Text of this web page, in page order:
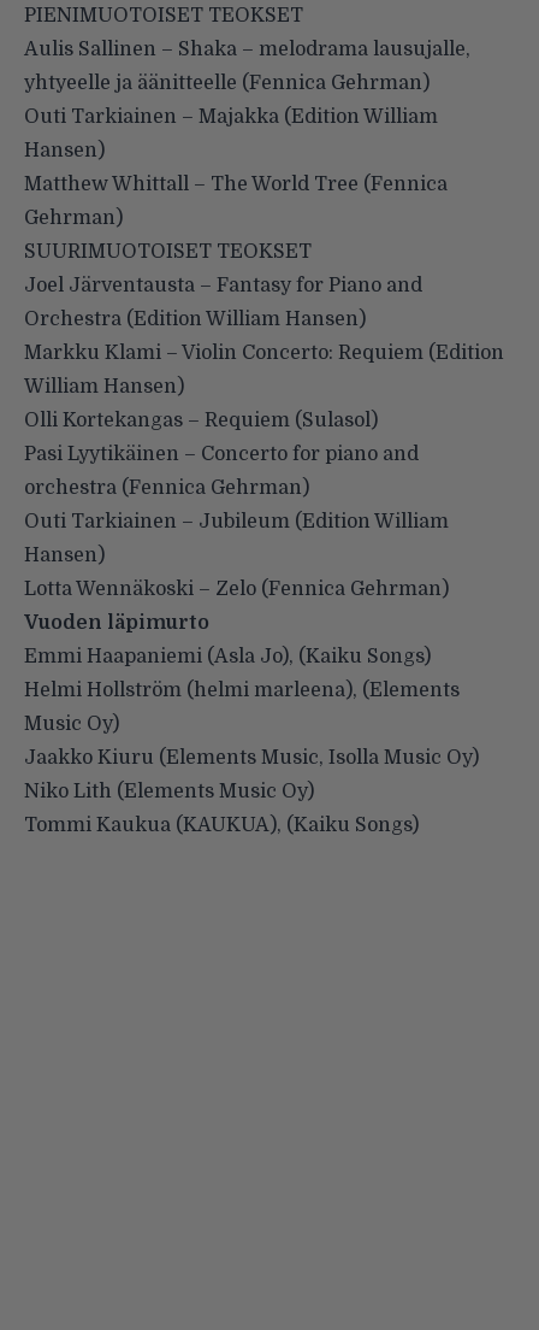
PIENIMUOTOISET TEOKSET
Aulis Sallinen – Shaka – melodrama lausujalle,
yhtyeelle ja äänitteelle (Fennica Gehrman)
Outi Tarkiainen – Majakka (Edition William
Hansen)
Matthew Whittall – The World Tree (Fennica
Gehrman)
SUURIMUOTOISET TEOKSET
Joel Järventausta – Fantasy for Piano and
Orchestra (Edition William Hansen)
Markku Klami – Violin Concerto: Requiem (Edition
William Hansen)
Olli Kortekangas – Requiem (Sulasol)
Pasi Lyytikäinen – Concerto for piano and
orchestra (Fennica Gehrman)
Outi Tarkiainen – Jubileum (Edition William
Hansen)
Lotta Wennäkoski – Zelo (Fennica Gehrman)
Vuoden läpimurto
Emmi Haapaniemi (Asla Jo), (Kaiku Songs)
Helmi Hollström (helmi marleena), (Elements
Music Oy)
Jaakko Kiuru (Elements Music, Isolla Music Oy)
Niko Lith (Elements Music Oy)
Tommi Kaukua (KAUKUA), (Kaiku Songs)